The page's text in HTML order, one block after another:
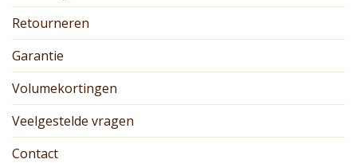
Retourneren
Garantie
Volumekortingen
Veelgestelde vragen
Contact